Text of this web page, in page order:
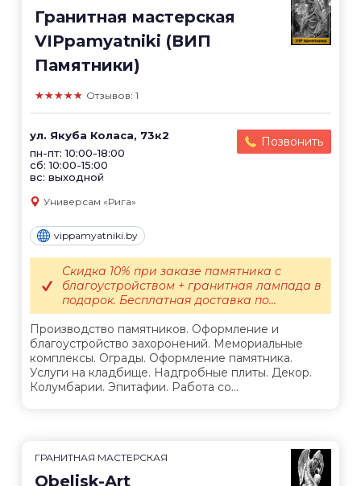
Гранитная мастерская
VIPpamyatniki (ВИП
Памятники)
★★★★★ Отзывов: 1
ул. Якуба Коласа, 73к2
пн-пт: 10:00-18:00
сб: 10:00-15:00
вс: выходной
Позвонить
Универсам «Рига»
vippamyatniki.by
Производство памятников. Оформление и
благоустройство захоронений. Мемориальные
комплексы. Ограды. Оформление памятника.
Услуги на кладбище. Надгробные плиты. Декор.
Колумбарии. Эпитафии. Работа со...
Скидка 10% при заказе памятника с
благоустройством + гранитная лампада в
подарок. Бесплатная доставка по...
ГРАНИТНАЯ МАСТЕРСКАЯ
Obelisk-Art